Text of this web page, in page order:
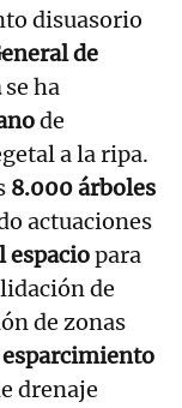
disuasorio
de
se ha
de
a la ripa.
8.000 árboles
actuaciones
espaciopara
de
de zonas
esparcimiento
drenaje